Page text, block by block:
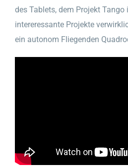
des Tablets, dem Projekt
intereressante Projekte
ein autonom Fliegenden